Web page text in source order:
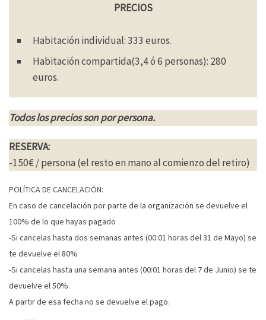
PRECIOS
Habitación individual: 333 euros.
Habitación compartida(3,4 ó 6 personas): 280
euros.
Todos los precios son por persona.
RESERVA:
-150€ / persona (el resto en mano al comienzo del retiro)
POLÍTICA DE CANCELACIÓN:
En caso de cancelación por parte de la organización se devuelve el
100% de lo que hayas pagado
-Si cancelas hasta dos semanas antes (00:01 horas del 31 de Mayo) se
te devuelve el 80%
-Si cancelas hasta una semana antes (00:01 horas del 7 de Junio) se te
devuelve el 50%.
A partir de esa fecha no se devuelve el pago.